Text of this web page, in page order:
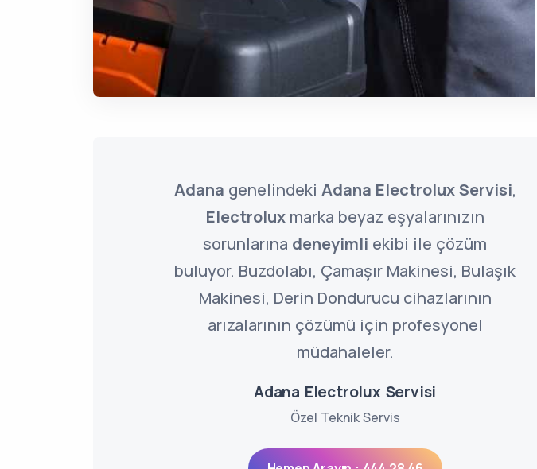
Adana genelindeki Adana Electrolux Servisi,
Electroluxmarka beyaz eşyalarınızın
sorunlarına deneyimli ekibi ile çözüm
buluyor. Buzdolabı, Çamaşır Makinesi, Bulaşık
Makinesi, Derin Dondurucu cihazlarının
arızalarının çözümü için profesyonel
müdahaleler.
Adana Electrolux Servisi
Özel Teknik Servis